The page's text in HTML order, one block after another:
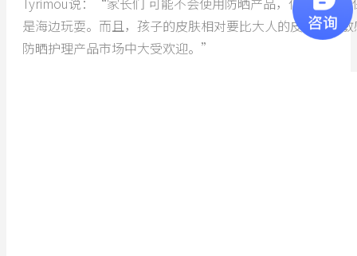
是海边玩耍。而且，孩子的皮肤相对要比大人的皮肤更加
防晒护理产品市场中大受欢迎。”